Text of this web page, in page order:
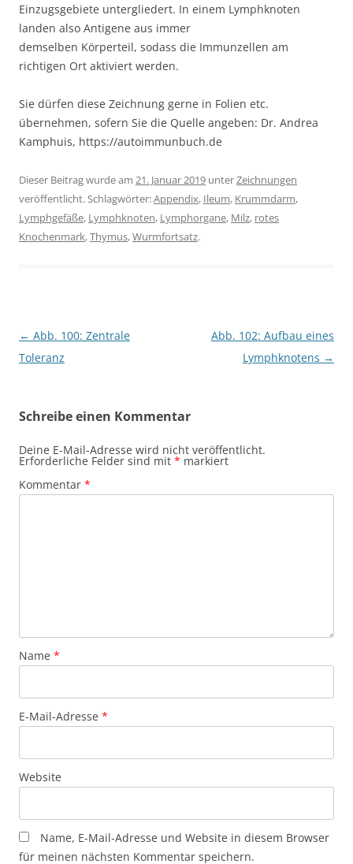
Einzugsgebiete untergliedert. In einem Lymphknoten
landen also Antigene aus immer
demselben Körperteil, sodass die Immunzellen am
richtigen Ort aktiviert werden.
Sie dürfen diese Zeichnung gerne in Folien etc.
übernehmen, sofern Sie die Quelle angeben: Dr. Andrea
Kamphuis, https://autoimmunbuch.de
Dieser Beitrag wurde am 21. Januar 2019 unterZeichnungen
veröffentlicht. Schlagwörter:Appendix, Ileum, Krummdarm,
Lymphgefäße, Lymphknoten, Lymphorgane, Milz, rotes
Knochenmark,Thymus,Wurmfortsatz.
Beitragsnavigation
← Abb. 100: Zentrale
Toleranz
Abb. 102: Aufbau eines
Lymphknotens →
Schreibe einen Kommentar
Deine E-Mail-Adresse wird nicht veröffentlicht.
Erforderliche Felder sind mit * markiert
Kommentar *
Name *
E-Mail-Adresse *
Website
Name, E-Mail-Adresse und Website in diesem Browser
für meinen nächsten Kommentar speichern.